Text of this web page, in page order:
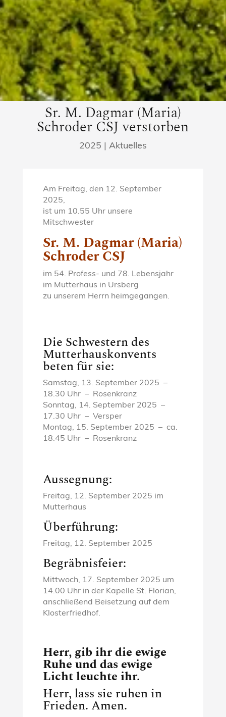
Sr. M. Dagmar (Maria)
Schroder CSJ verstorben
2025 Aktuelles
Am Freitag, den 12. September
2025,
ist um 10.55 Uhr unsere
Mitschwester
Sr. M. Dagmar (Maria)
Schroder CSJ
im 54. Profess- und 78. Lebensjahr
im Mutterhaus in Ursberg
zu unserem Herrn heimgegangen.
Die Schwestern des
Mutterhauskonvents
beten für sie:
Samstag, 13. September 2025 –
18.30 Uhr – Rosenkranz
Sonntag, 14. September 2025 –
17.30 Uhr – Versper
Montag, 15. September 2025 – ca.
18.45 Uhr – Rosenkranz
Aussegnung:
Freitag, 12. September 2025 im
Mutterhaus
Überführung:
Freitag, 12. September 2025
Begräbnisfeier:
Mittwoch, 17. September 2025 um
14.00 Uhr in der Kapelle St. Florian,
anschließend Beisetzung auf dem
Klosterfriedhof.
Herr, gib ihr die ewige
Ruhe und das ewige
Licht leuchte ihr.
Herr, lass sie ruhen in
Frieden. Amen.